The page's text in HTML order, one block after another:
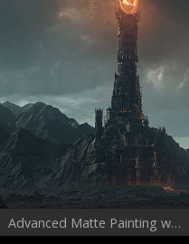
Advanced Matte Painting workshop